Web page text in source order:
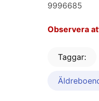
9996685
Observera
Taggar: